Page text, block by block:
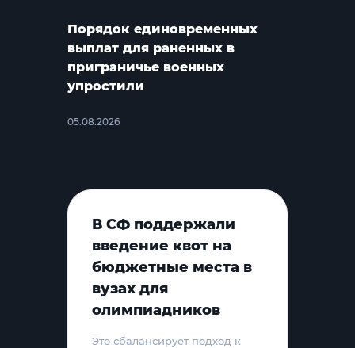
Порядок единовременных
выплат для раненных в
приграничье военных
упростили
05.08.2026
В СФ поддержали
введение квот на
бюджетные места в
вузах для
олимпиадников
Это сбалансирует подход к